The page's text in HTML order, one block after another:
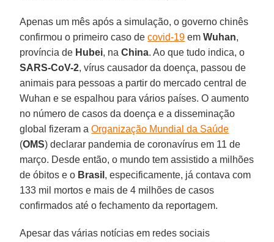
Apenas um mês após a simulação, o governo chinês
confirmou o primeiro caso decovid-19 emWuhan,
província de Hubei, naChina. Ao que tudo indica, o
SARS-CoV-2, vírus causador da doença, passou de
animais para pessoas a partir do mercado central de
Wuhan e se espalhou para vários países. O aumento
no número de casos da doença e a disseminação
global fizeram aOrganização Mundial da Saúde
(OMS) declarar pandemia de coronavírus em 11 de
março. Desde então, o mundo tem assistido a milhões
de óbitos e o Brasil , especificamente, já contava com
133 mil mortos e mais de 4 milhões de casos
confirmados até o fechamento da reportagem.
Apesar das várias notícias em redes sociais